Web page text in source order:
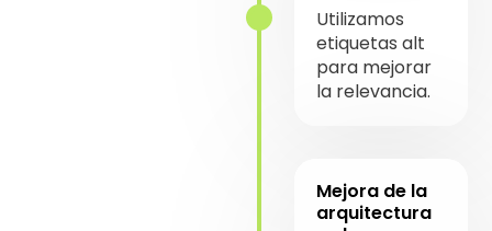
Utilizamos
etiquetas alt
para mejorar
la relevancia.
Mejora de la
arquitectura